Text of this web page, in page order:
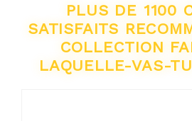
PLUS DE 1100
SATISFAITS
COLLECTION
LAQUELLE-VAS-